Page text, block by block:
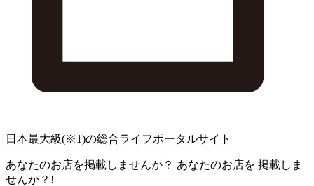
日本最大級(※1)の総合ライフポータルサイト
あなたのお店を掲載しませんか？ あなたのお店を 掲載しま
せんか？!